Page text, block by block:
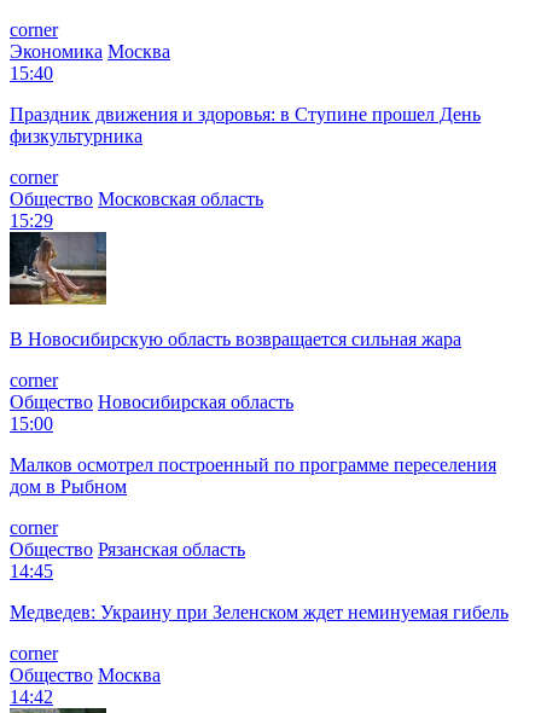
corner
Экономика Москва
15:40
Праздник движения и здоровья: в Ступине прошел День
физкультурника
corner
Общество Московская область
15:29
В Новосибирскую область возвращается сильная жара
corner
Общество Новосибирская область
15:00
Малков осмотрел построенный по программе переселения
дом в Рыбном
corner
Общество Рязанская область
14:45
Медведев: Украину при Зеленском ждет неминуемая гибель
corner
Общество Москва
14:42